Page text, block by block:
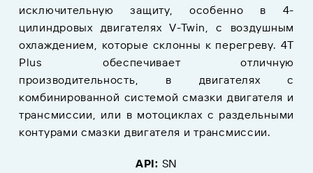
исключительную защиту, особенно в 4-
цилиндровых двигателях V-Twin, с воздушным
охлаждением, которые склонны к перегреву. 4T
Plus обеспечивает отличную
производительность, в двигателях с
комбинированной системой смазки двигателя и
трансмиссии, или в мотоциклах с раздельными
контурами смазки двигателя и трансмиссии.
API: SN